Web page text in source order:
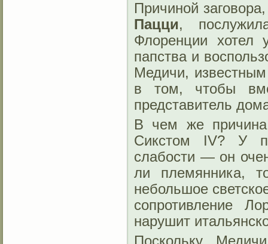
Причиной
Пацци,
Флоренции хотел
папства и
Медичи,
в том, чтобы
представитель
В чем же
Сикстом IV? У
слабости — он
ли племянника,
небольшое
сопротивление
нарушит